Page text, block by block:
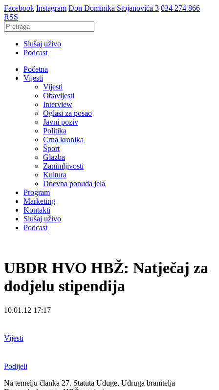
Facebook Instagram Don Dominika Stojanovića 3 034 274 866
RSS
Slušaj uživo
Podcast
Početna
Vijesti
Vijesti
Obavijesti
Interview
Oglasi za posao
Javni poziv
Politika
Crna kronika
Šport
Glazba
Zanimljivosti
Kultura
Dnevna ponuda jela
Program
Marketing
Kontakti
Slušaj uživo
Podcast
UBDR HVO HBŽ: Natječaj za
dodjelu stipendija
10.01.12 17:17
Vijesti
Podijeli
Na temelju članka 27. Statuta Uduge, Udruga branitelja